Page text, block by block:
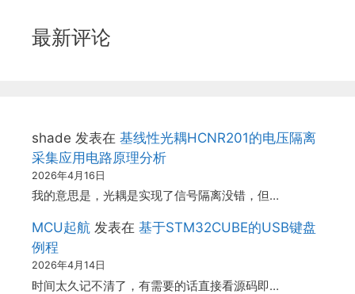
最新评论
shade 发表在 基线性光耦HCNR201的电压隔离
采集应用电路原理分析
2026年4月16日
我的意思是，光耦是实现了信号隔离没错，但…
MCU起航 发表在 基于STM32CUBE的USB键盘
例程
2026年4月14日
时间太久记不清了，有需要的话直接看源码即…